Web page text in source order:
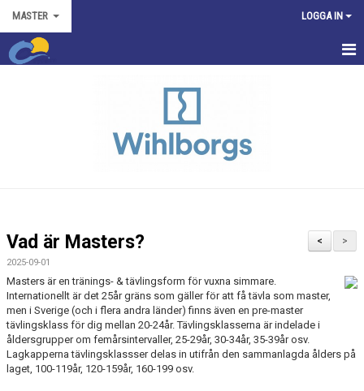
MASTER LOGGA IN
>
<
Vad är Masters?
2025-09-01
Masters är en tränings- & tävlingsform för vuxna simmare.
Internationellt är det 25år gräns som gäller för att få tävla som master,
men i Sverige (och i flera andra länder) finns även en pre-master
tävlingsklass för dig mellan 20-24år. Tävlingsklasserna är indelade i
åldersgrupper om femårsintervaller, 25-29år, 30-34år, 35-39år osv.
Lagkapperna tävlingsklassser delas in utifrån den sammanlagda ålders på
laget, 100-119år, 120-159år, 160-199 osv.